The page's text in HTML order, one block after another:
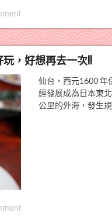
玩，好想再去一次!!
仙台，西元1600 年
經發展成為日本東
公里的外海，發生